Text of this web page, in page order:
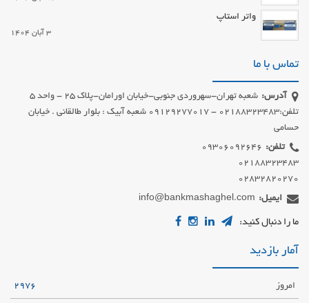
واتر استاپ
3 آبان 1404
تماس با ما
آدرس:
شعبه تهران-سهروردی جنوبی-خیابان اورامان-پلاک 25 - واحد 5
تلفن:02188323483 - 09129277017 شعبه آبیک : بلوار طالقانی . خیابان
حسامی
تلفن:
02832820270
ایمیل: info@bankmashaghel.com
ما را دنبال کنید:
آمار بازدید
امروز 2976